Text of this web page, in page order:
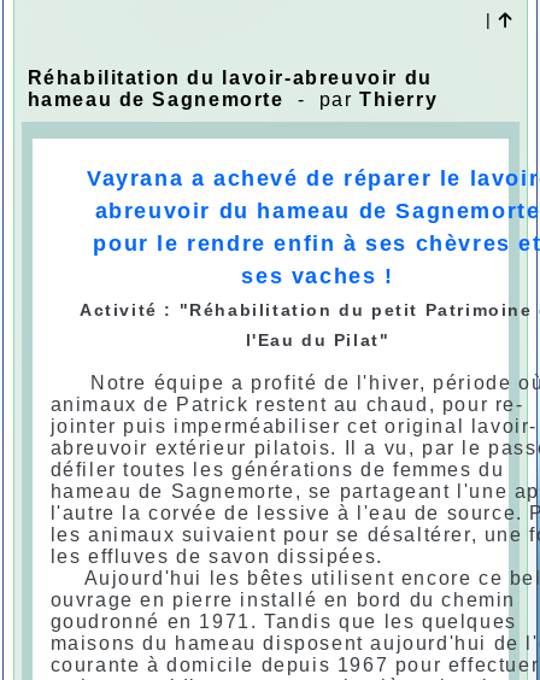
|
Réhabilitation du lavoir-abreuvoir du
hameau de Sagnemorte
- par Thierry
Vayrana a achevé de réparer le
abreuvoir du hameau de Sagnemorte
pour le rendre enfin à ses chèvres
ses vaches !
Activité : "Réhabilitation du petit Patrimoine
l'Eau du Pilat"
Notre équipe a profité de l'hiver, période
animaux de Patrick restent au chaud, pour re-
jointer puis imperméabiliser cet original lavoir-
abreuvoir extérieur pilatois. Il a vu, par le
défiler toutes les générations de femmes du
hameau de Sagnemorte, se partageant l'une
l'autre la corvée de lessive à l'eau de source.
les animaux suivaient pour se désaltérer, une
les effluves de savon dissipées.
Aujourd'hui les bêtes utilisent encore ce
ouvrage en pierre installé en bord du chemin
goudronné en 1971. Tandis que les quelques
maisons du hameau disposent aujourd'hui de
courante à domicile depuis 1967 pour